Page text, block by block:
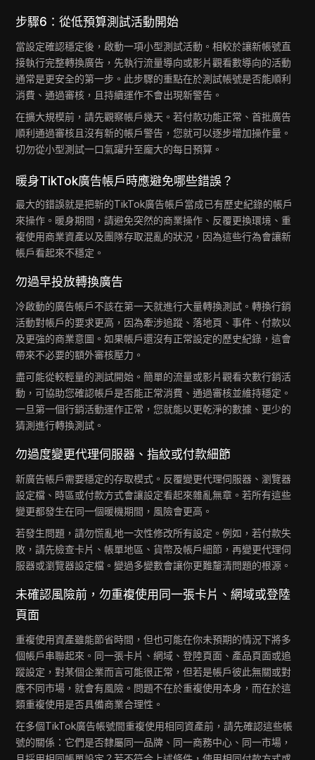
步驟6：從低預算測試活動開始
當設定確認穩定後，啟動一項小型測試活動。相較於讓新帳號直
接執行完整轉換廣告，先執行流量導向或影片觀看數導向的活動
通常是更安全的第一步。此步驟的重點在於測試帳號是否能順利
消費、通過審核，且持續運作不會出現新警告。
在擴大規模前，請先觀察帳戶幾天。若付款功能正常、首批廣告
順利通過審核且沒有新的帳戶警告，您就可以逐步增加操作量。
切勿從小型測試一口氣躍升至龐大的每日預算。
暖身TikTok廣告帳戶時應避免哪些錯誤？
最大的錯誤就是把新的TikTok廣告帳戶當成已有歷史紀錄的帳戶
來操作。暖身期間，請避免突然的商業操作、反覆更換環境、重
複使用商業資產以及團隊存取混亂的狀況，因為這些行為會讓新
帳戶看起來不穩定。
勿過早投放轉換廣告
冷啟動的廣告帳戶不該在第一天就進行大量轉換測試。轉換行銷
活動對帳戶的要求更高，因為牽涉追蹤、落地頁、事件、付款以
及更強的商業意圖。如果帳戶還沒有正常設定的歷史紀錄，這會
帶來不必要的額外審核壓力。
盡可能從較輕量的測試開始。簡單的流量或影片觀看次數行銷活
動，可協助您確認帳戶是否能正常消費、通過審核並維持穩定。
一旦第一個行銷活動運作正常，您就能以更乾淨的數據、更少的
猜測進行轉換測試。
勿過度變更代理伺服器、指紋或付款細節
新廣告帳戶需要穩定的存取模式。反覆變更代理伺服器、瀏覽器
設定檔、時區或付款方式會讓設定看起來雜亂無章。若所有這些
變更都發生在同一個暖機期間，風險會更高。
若發生問題，請勿慌亂地一次性修改所有設定。例如，若付款失
敗，請先檢查卡片、帳單地區、貨幣及帳戶細節，再變更代理伺
服器或瀏覽器設定檔。變過多變數會讓你更難釐清問題的根源。
未確認風險前，勿重複使用同一張卡片、網域或登陸
頁面
重複使用資產雖能節省時間，但也可能在你未預期的情況下將多
個帳戶串聯起來。同一張卡片、網域、登陸頁面、產品頁面或追
蹤設定，對某個企業而言可能很正常，但若是帳戶彼此無關或對
應不同市場，就會有風險。問題不在於重複使用本身，而在於這
類重複使用是否具備商業合理性。
在多個TikTok廣告帳號間重複使用相同資產前，請先確認這些帳
號的關係：它們是否隸屬同一品牌、同一商務中心、同一市場，